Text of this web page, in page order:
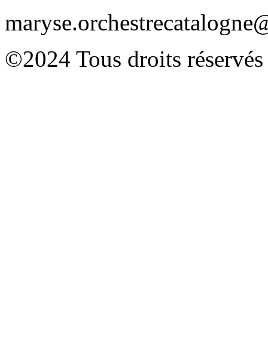
©2024 Tous droits